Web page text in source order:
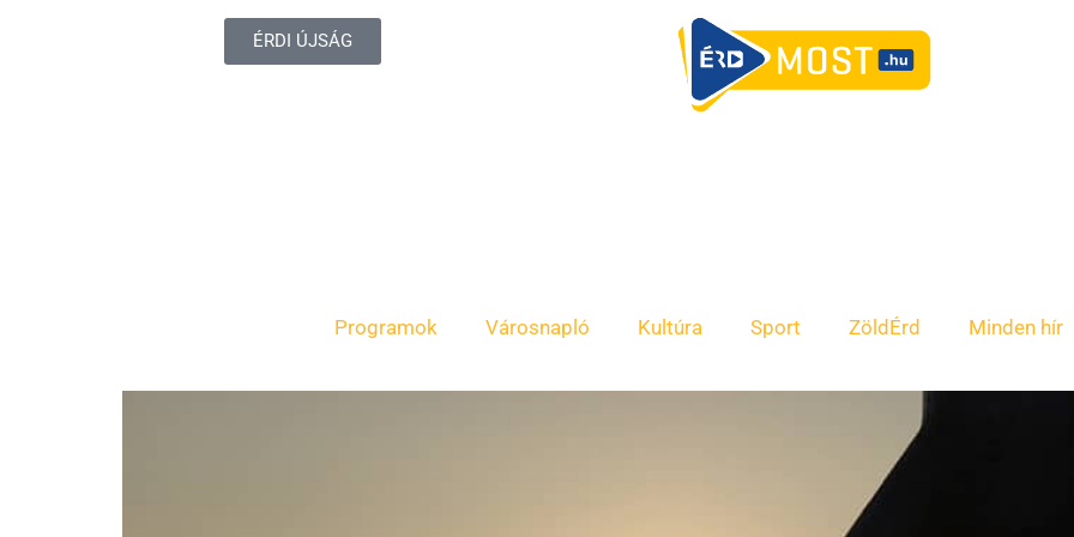
ÉRDI ÚJSÁG
Programok Városnapló Kultúra Sport ZöldÉrd Minden hír